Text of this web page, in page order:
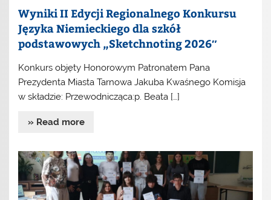
Wyniki II Edycji Regionalnego Konkursu
Języka Niemieckiego dla szkół
podstawowych „Sketchnoting 2026″
Konkurs objęty Honorowym Patronatem Pana
Prezydenta Miasta Tarnowa Jakuba Kwaśnego Komisja
w składzie: Przewodnicząca:p. Beata […]
» Read more